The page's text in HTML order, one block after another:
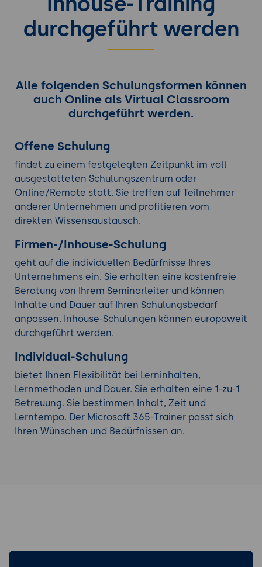
durchgeführt werden
Alle folgenden Schulungsformen können
auch Online als Virtual Classroom
durchgeführt werden.
Offene Schulung
findet zu einem festgelegten Zeitpunkt im voll
ausgestatteten Schulungszentrum oder
Online/Remote statt. Sie treffen auf Teilnehmer
anderer Unternehmen und profitieren vom
direkten Wissensaustausch.
Firmen-/Inhouse-Schulung
geht auf die individuellen Bedürfnisse Ihres
Unternehmens ein. Sie erhalten eine kostenfreie
Beratung von Ihrem Seminarleiter und können
Inhalte und Dauer auf Ihren Schulungsbedarf
anpassen. Inhouse-Schulungen können europaweit
durchgeführt werden.
Individual-Schulung
bietet Ihnen Flexibilität bei Lerninhalten,
Lernmethoden und Dauer. Sie erhalten eine 1-zu-1
Betreuung. Sie bestimmen Inhalt, Zeit und
Lerntempo. Der Microsoft 365-Trainer passt sich
Ihren Wünschen und Bedürfnissen an.